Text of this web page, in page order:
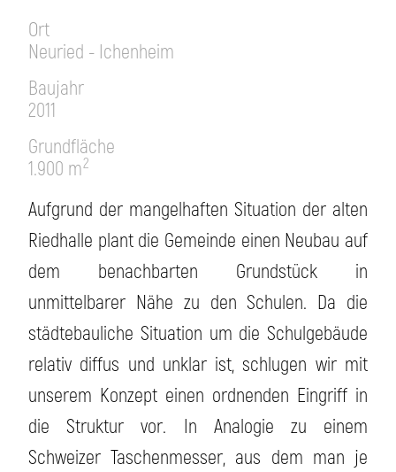
Ort
Neuried - Ichenheim
Baujahr
2011
Grundfläche
1.900 m2
Aufgrund der mangelhaften Situation der alten
Riedhalle plant die Gemeinde einen Neubau auf
dem benachbarten Grundstück in
unmittelbarer Nähe zu den Schulen. Da die
städtebauliche Situation um die Schulgebäude
relativ diffus und unklar ist, schlugen wir mit
unserem Konzept einen ordnenden Eingriff in
die Struktur vor. In Analogie zu einem
Schweizer Taschenmesser, aus dem man je